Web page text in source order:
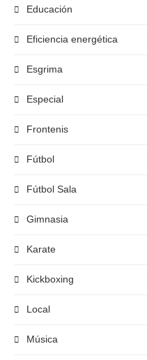
Educación
Eficiencia energética
Esgrima
Especial
Frontenis
Fútbol
Fútbol Sala
Gimnasia
Karate
Kickboxing
Local
Música